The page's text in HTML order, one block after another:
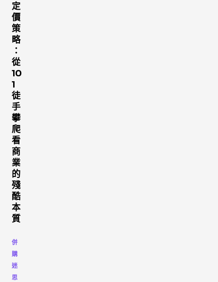
定
價
策
略
：
從
10
1
徒
手
攀
爬
看
商
業
的
殘
酷
本
質
併
購
迷
思